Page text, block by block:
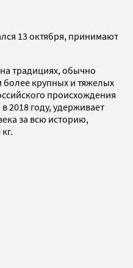
13 октября, принимают
традициях, обычно
более крупных и тяжелых
происхождения
2018 году, удерживает
за всю историю,